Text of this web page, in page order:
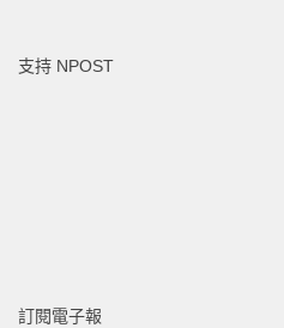
字:
支持 NPOST
訂閱電子報